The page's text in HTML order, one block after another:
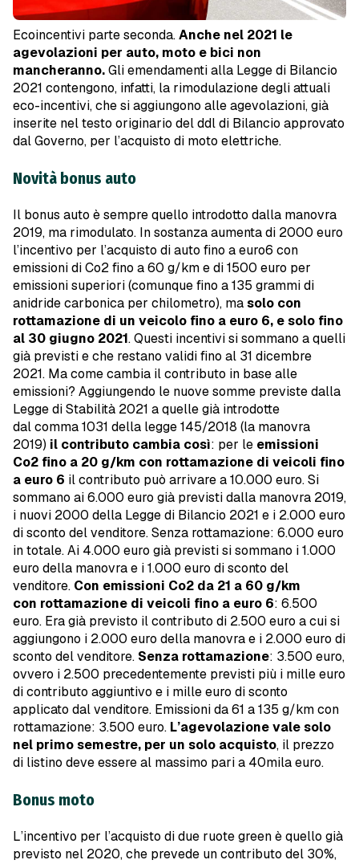
Ecoincentivi parte seconda.Anche nel 2021 le
agevolazioni per auto, moto e bici non
mancheranno.Gli emendamenti alla Legge di Bilancio
2021 contengono, infatti, la rimodulazione degli attuali
eco-incentivi, che si aggiungono alle agevolazioni, già
inserite nel testo originario del ddl di Bilancio approvato
dal Governo, per l’acquisto di moto elettriche.
Novità bonus auto
Il bonus auto è sempre quello introdotto dalla manovra
2019, ma rimodulato. In sostanza aumenta di 2000 euro
l’incentivo per l’acquisto di auto fino a euro6 con
emissioni di Co2 fino a 60 g/km e di 1500 euro per
emissioni superiori (comunque fino a 135 grammi di
anidride carbonica per chilometro), masolo con
rottamazione di un veicolo fino a euro 6, e solo fino
al 30 giugno 2021. Questi incentivi si sommano a quelli
già previsti e che restano validi fino al 31 dicembre
2021. Ma come cambia il contributo in base alle
emissioni? Aggiungendo le nuove somme previste dalla
Legge di Stabilità 2021 a quelle già introdotte
dal comma 1031 della legge 145/2018 (la manovra
2019) il contributo cambia così: per le emissioni
Co2 fino a 20 g/km con rottamazione di veicoli fino
a euro 6 il contributo può arrivare a 10.000 euro. Si
sommano ai 6.000 euro già previsti dalla manovra 2019,
i nuovi 2000 della Legge di Bilancio 2021 e i 2.000 euro
di sconto del venditore. Senza rottamazione: 6.000 euro
in totale. Ai 4.000 euro già previsti si sommano i 1.000
euro della manovra e i 1.000 euro di sconto del
venditore. Con emissioni Co2 da 21 a 60 g/km
con rottamazione di veicoli fino a euro 6: 6.500
euro. Era già previsto il contributo di 2.500 euro a cui si
aggiungono i 2.000 euro della manovra e i 2.000 euro di
sconto del venditore. Senza rottamazione: 3.500 euro,
ovvero i 2.500 precedentemente previsti più i mille euro
di contributo aggiuntivo e i mille euro di sconto
applicato dal venditore. Emissioni da 61 a 135 g/km con
rottamazione: 3.500 euro. L’agevolazione vale solo
nel primo semestre, per un solo acquisto, il prezzo
di listino deve essere al massimo pari a 40mila euro.
Bonus moto
L’incentivo per l’acquisto di due ruote green è quello già
previsto nel 2020, che prevede un contributo del 30%,